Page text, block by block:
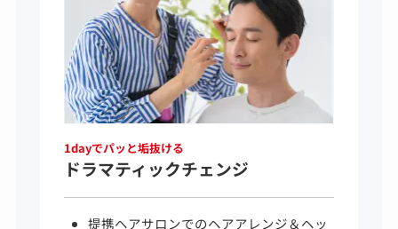
1dayでパッと垢抜ける
ドラマティックチェンジ
提携ヘアサロンでのヘアアレンジ＆ヘッ